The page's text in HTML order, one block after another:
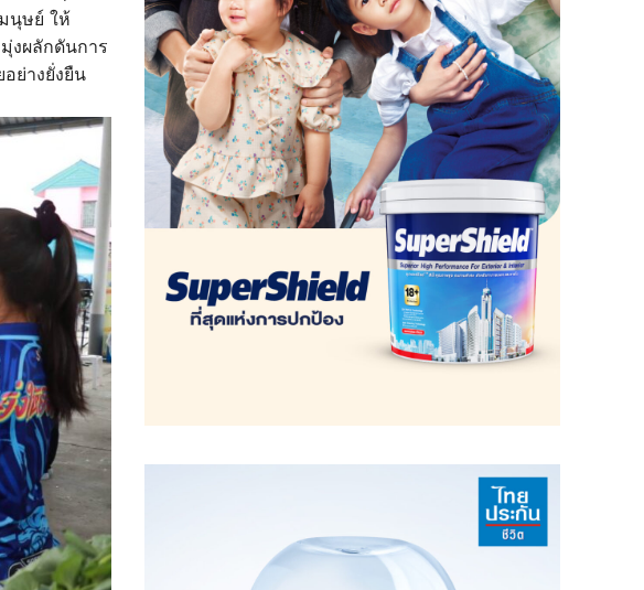
นุษย์ ให้
งผลักดันการ
ย่างยั่งยืน